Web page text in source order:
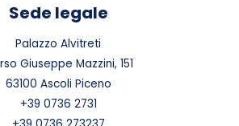
Sede legale
Palazzo Alvitreti
Giuseppe Mazzini, 151
63100 Ascoli Piceno
+39 0736 2731